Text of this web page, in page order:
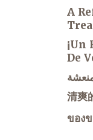
A
¡Un
De
清爽
ของ